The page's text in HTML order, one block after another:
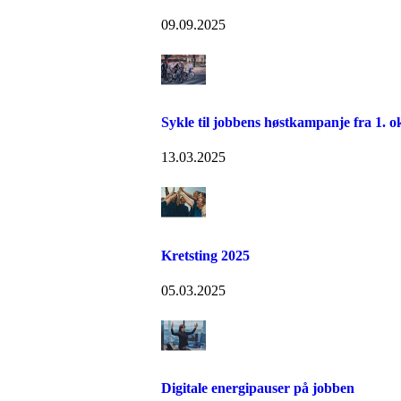
09.09.2025
Sykle til jobbens høstkampanje fra 1.
13.03.2025
Kretsting 2025
05.03.2025
Digitale energipauser på jobben